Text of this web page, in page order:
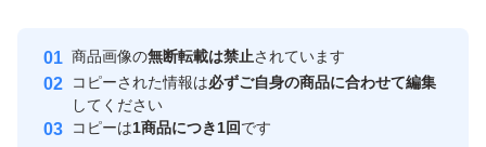
＃新鮮
＃熊本県産
安心取引出品者
心・安全なユーザーです
取引実績
商品画像の無断転載は禁止されています
コピーされた情報は必ずご自身の商品に合わせて編集
してください
コピーは1商品につき1回です